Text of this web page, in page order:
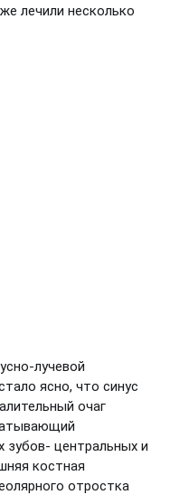
лечили несколько
лучевой
ясно, что синус
очаг
зубов- центральных и
костная
отростка